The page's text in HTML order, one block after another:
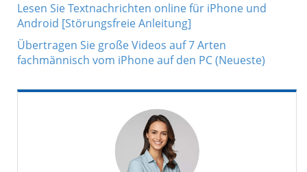
Lesen Sie Textnachrichten online für iPhone und
Android [Störungsfreie Anleitung]
Übertragen Sie große Videos auf 7 Arten
fachmännisch vom iPhone auf den PC (Neueste)